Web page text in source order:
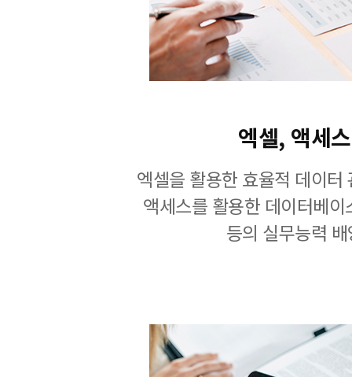
엑셀, 액세스
엑셀을 활용한 효율적 데이터
액세스를 활용한 데이터베
등의 실무능력